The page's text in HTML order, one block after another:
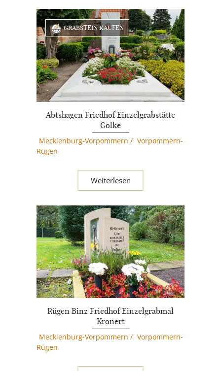
GRABSTEIN KAUFEN
Abtshagen Friedhof Einzelgrabstätte
Golke
Mecklenburg-Vorpommern / Vorpommern-
Rügen
Weiterlesen
Rügen Binz Friedhof Einzelgrabmal
Krönert
Mecklenburg-Vorpommern / Vorpommern-
Rügen